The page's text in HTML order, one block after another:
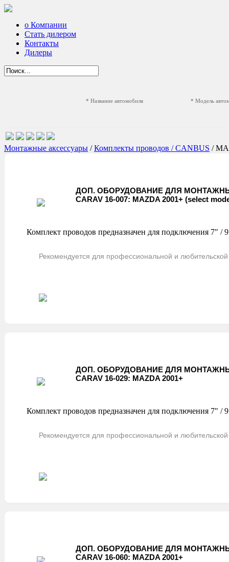
о Компании
Стать дилером
Контакты
Дилеры
* Название автомобиля * Модель
Монтажные аксессуары /Комплекты проводов / CANBUS /
ДОП. ОБОРУДОВАНИЕ ДЛЯ
CARAV 16-007: MAZDA 2001+ (select
Комплект проводов предназначен для подключения 7"
Рекомендуется для профессиональной и
ДОП. ОБОРУДОВАНИЕ ДЛЯ
CARAV 16-029: MAZDA 2001+
Комплект проводов предназначен для подключения 7"
Рекомендуется для профессиональной и
ДОП. ОБОРУДОВАНИЕ ДЛЯ
CARAV 16-060: MAZDA 2001+